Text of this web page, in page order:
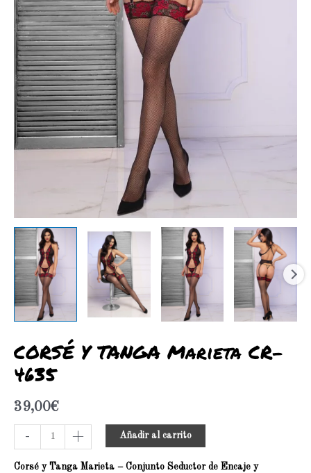
CORSÉ Y TANGA Marieta CR-
4635
39,00€
- + Añadir al carrito
Corsé y Tanga Marieta – Conjunto Seductor de Encaje y